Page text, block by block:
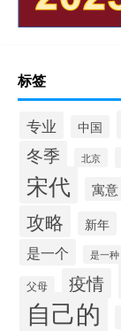
标签
专业 中国
冬季 北京
宋代 寓意
攻略 新年
是一个 是一种
父母 疫情
自己的